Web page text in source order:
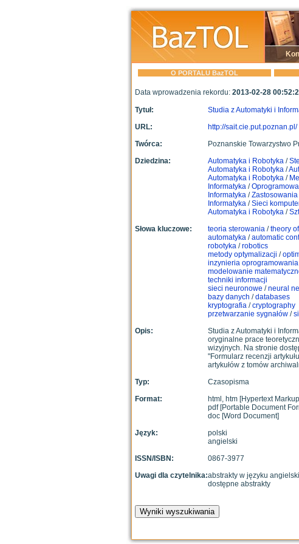
O PORTALU BazTOL
Data wprowadzenia rekordu: 2013-02-28
Tytuł:
Studia z Automatyki i
URL:
http://sait.cie.put.poznan.pl/
Twórca:
Poznanskie Towarzystwo
Dziedzina:
Automatyka i Robotyka/
Automatyka i Robotyka/
Automatyka i Robotyka/
Informatyka/
Informatyka/
Informatyka/Sieci
Automatyka i Robotyka/
Słowa kluczowe:
teoria sterowania/theory
automatyka/automatic
robotyka/robotics
metody optymalizacji /
inzynieria oprogramowania
modelowanie
techniki informacji
sieci neuronowe /neural
bazy danych /databases
kryptografia/cryptography
przetwarzanie sygnałów/
Opis:
Studia z Automatyki i
oryginalne prace
wizyjnych. Na stronie
"Formularz recenzji
artykułów z tomów
Typ:
Czasopisma
Format:
html, htm [Hypertext
pdf [Portable Document
doc [Word Document]
Język:
polski
angielski
ISSN/ISBN:
0867-3977
Uwagi dla czytelnika:abstrakty w języku
dostępne abstrakty